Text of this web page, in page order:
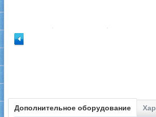
Дополнительное оборудование